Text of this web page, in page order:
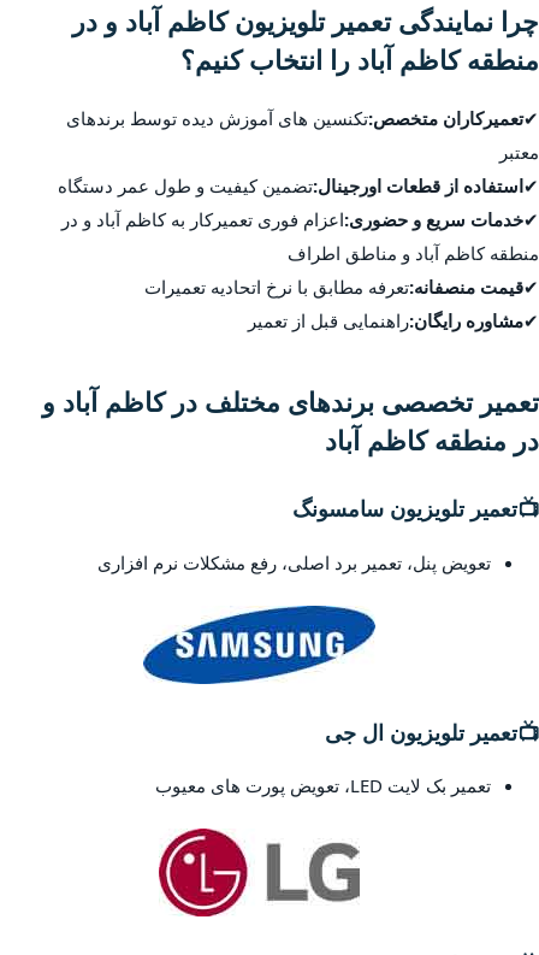
چرا نمایندگی تعمیر تلویزیون کاظم آباد و در
منطقه کاظم آباد را انتخاب کنیم؟
✔تعمیرکاران متخصص:تکنسین های آموزش دیده توسط برندهای
معتبر
✔استفاده از قطعات اورجینال:تضمین کیفیت و طول عمر دستگاه
✔خدمات سریع و حضوری:اعزام فوری تعمیرکار به کاظم آباد و در
منطقه کاظم آباد و مناطق اطراف
✔قیمت منصفانه:تعرفه مطابق با نرخ اتحادیه تعمیرات
✔مشاوره رایگان:راهنمایی قبل از تعمیر
تعمیر تخصصی برندهای مختلف در کاظم آباد و
در منطقه کاظم آباد
📺تعمیر تلویزیون سامسونگ
تعویض پنل، تعمیر برد اصلی، رفع مشکلات نرم افزاری
📺تعمیر تلویزیون ال جی
تعمیر بک لایت LED، تعویض پورت های معیوب